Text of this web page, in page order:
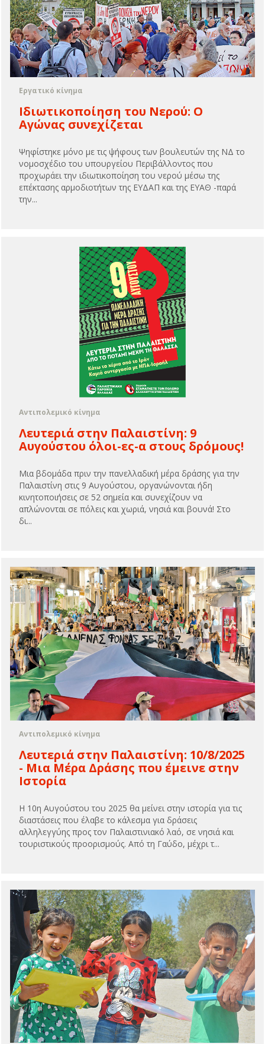
Εργατικό κίνημα
Ιδιωτικοποίηση του Νερού: Ο
Αγώνας συνεχίζεται
Ψηφίστηκε μόνο με τις ψήφους των βουλευτών της ΝΔ το
νομοσχέδιο του υπουργείου Περιβάλλοντος που
προχωράει την ιδιωτικοποίηση του νερού μέσω της
επέκτασης αρμοδιοτήτων της ΕΥΔΑΠ και της ΕΥΑΘ -παρά
την...
Αντιπολεμικό κίνημα
Λευτεριά στην Παλαιστίνη: 9
Αυγούστου όλοι-ες-α στους δρόμους!
Μια βδομάδα πριν την πανελλαδική μέρα δράσης για την
Παλαιστίνη στις 9 Αυγούστου, οργανώνονται ήδη
κινητοποιήσεις σε 52 σημεία και συνεχίζουν να
απλώνονται σε πόλεις και χωριά, νησιά και βουνά! Στο
δι...
Αντιπολεμικό κίνημα
Λευτεριά στην Παλαιστίνη: 10/8/2025
- Μια Μέρα Δράσης που έμεινε στην
Ιστορία
Η 10η Αυγούστου του 2025 θα μείνει στην ιστορία για τις
διαστάσεις που έλαβε το κάλεσμα για δράσεις
αλληλεγγύης προς τον Παλαιστινιακό λαό, σε νησιά και
τουριστικούς προορισμούς. Από τη Γαύδο, μέχρι τ...